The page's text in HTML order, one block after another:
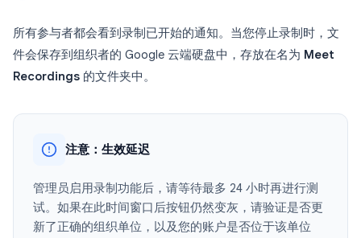
所有参与者都会看到录制已开始的通知。当您停止录制时，文
件会保存到组织者的 Google 云端硬盘中，存放在名为 Meet
Recordings 的文件夹中。
注意：生效延迟
管理员启用录制功能后，请等待最多 24 小时再进行测
试。如果在此时间窗口后按钮仍然变灰，请验证是否更
新了正确的组织单位，以及您的账户是否位于该单位